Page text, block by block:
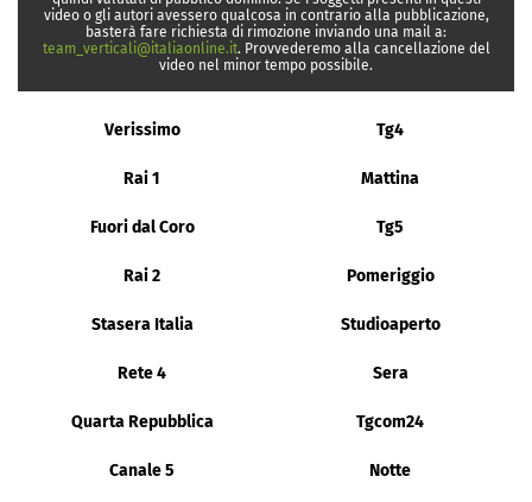
video o gli autori avessero qualcosa in contrario alla pubblicazione,
basterà fare richiesta di rimozione inviando una mail a:
team_verticali@italiaonline.it. Provvederemo alla cancellazione del
video nel minor tempo possibile.
Verissimo Tg4
Rai 1 Mattina
Fuori dal Coro Tg5
Rai 2 Pomeriggio
Stasera Italia Studioaperto
Rete 4 Sera
Quarta Repubblica Tgcom24
Canale 5 Notte